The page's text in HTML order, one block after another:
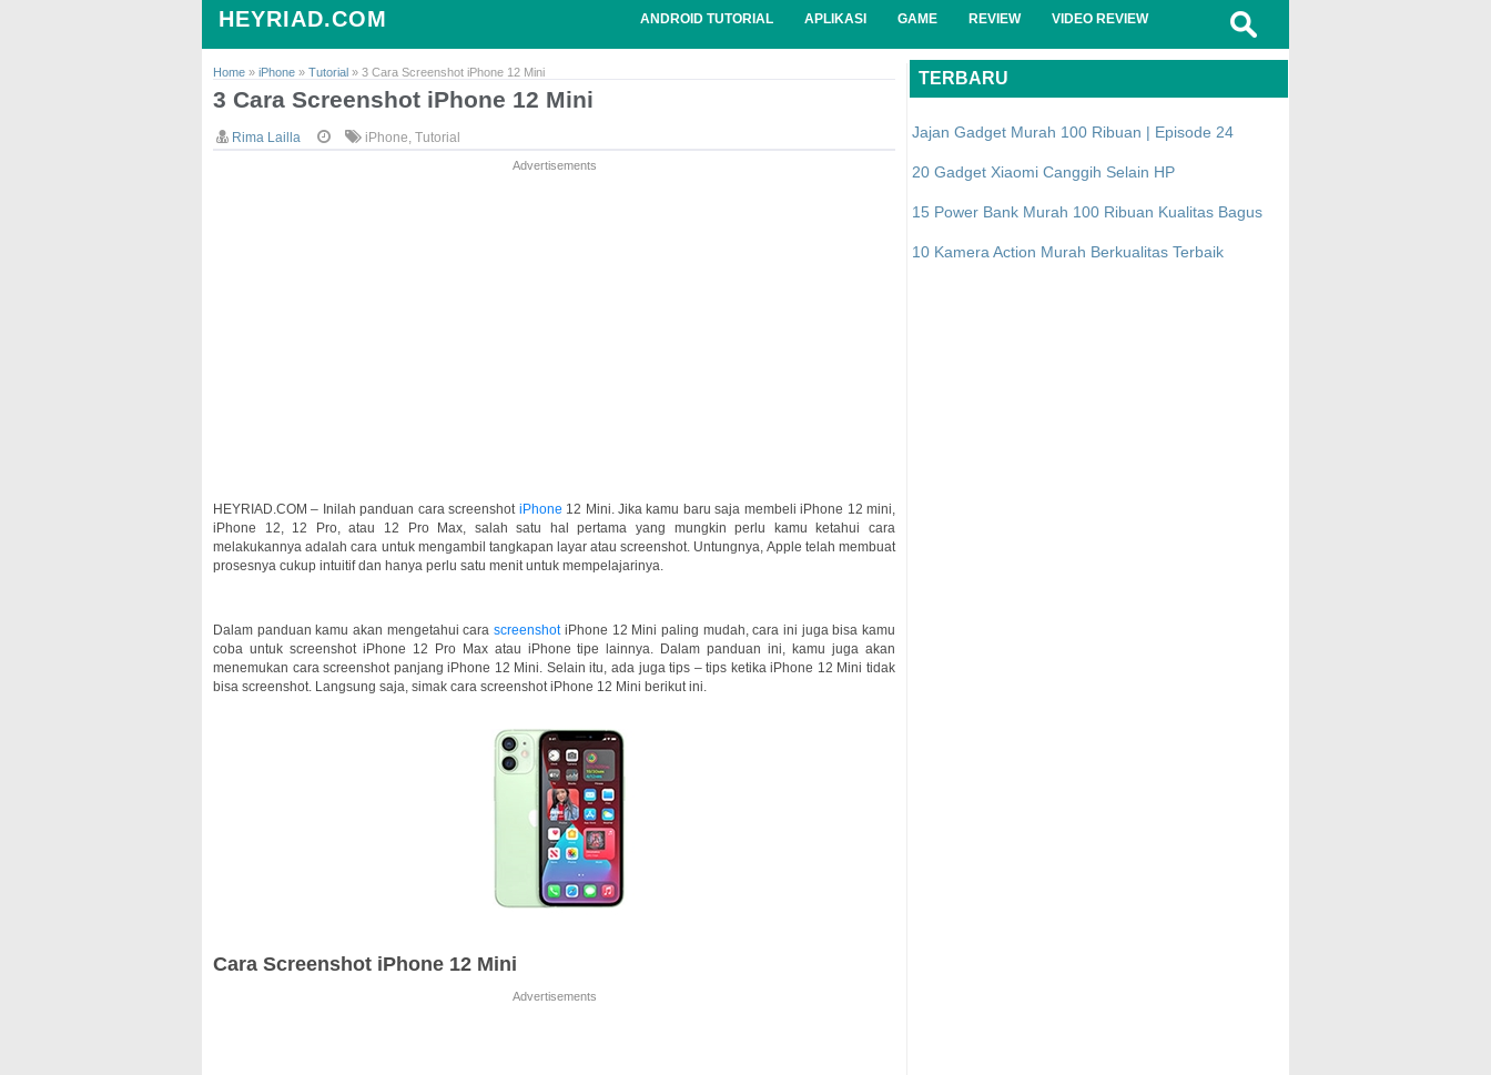
HEYRIAD.COM ANDROID TUTORIAL APLIKASI GAME REVIEW VIDEO REVIEW
Home » iPhone » Tutorial » 3 Cara Screenshot iPhone 12 Mini
3 Cara Screenshot iPhone 12 Mini
Rima Lailla iPhone, Tutorial
Advertisements
HEYRIAD.COM – Inilah panduan cara screenshot iPhone 12 Mini. Jika kamu baru saja membeli iPhone 12 mini,
iPhone 12, 12 Pro, atau 12 Pro Max, salah satu hal pertama yang mungkin perlu kamu ketahui cara
melakukannya adalah cara untuk mengambil tangkapan layar atau screenshot. Untungnya, Apple telah membuat
prosesnya cukup intuitif dan hanya perlu satu menit untuk mempelajarinya.
Dalam panduan kamu akan mengetahui carascreenshot iPhone 12 Mini paling mudah, cara ini juga bisa kamu
coba untuk screenshot iPhone 12 Pro Max atau iPhone tipe lainnya. Dalam panduan ini, kamu juga akan
menemukan cara screenshot panjang iPhone 12 Mini. Selain itu, ada juga tips – tips ketika iPhone 12 Mini tidak
bisa screenshot. Langsung saja, simak cara screenshot iPhone 12 Mini berikut ini.
Cara Screenshot iPhone 12 Mini
Advertisements
TERBARU
Jajan Gadget Murah 100 Ribuan | Episode 24
20 Gadget Xiaomi Canggih Selain HP
15 Power Bank Murah 100 Ribuan Kualitas Bagus
10 Kamera Action Murah Berkualitas Terbaik